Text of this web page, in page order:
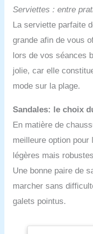
Serviettes : entre
La serviette parfaite
grande afin de vous
lors de vos séances
jolie, car elle
mode sur la plage.
Sandales: le choix
En matière de
meilleure option
légères mais
Une bonne paire de
marcher sans
galets pointus.